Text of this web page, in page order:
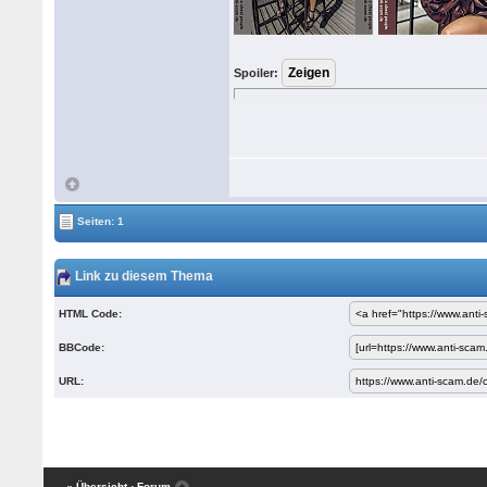
Spoiler:
Seiten: 1
Link zu diesem Thema
HTML Code:
BBCode:
URL: